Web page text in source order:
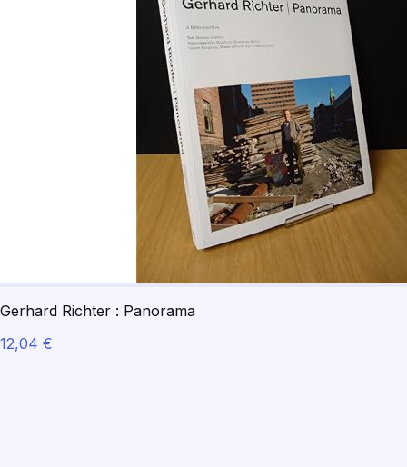
Gerhard Richter : Panorama
12,04 €